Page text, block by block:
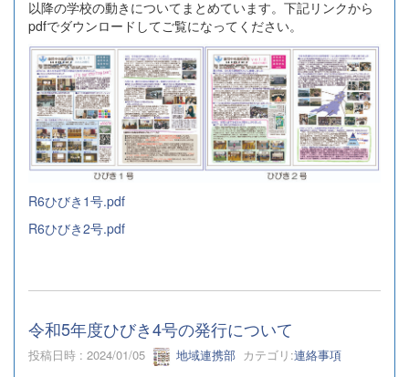
以降の学校の動きについてまとめています。下記リンクから
pdfでダウンロードしてご覧になってください。
R6ひびき1号.pdf
R6ひびき2号.pdf
令和5年度ひびき4号の発行について
投稿日時 : 2024/01/05 地域連携部 カテゴリ:連絡事項